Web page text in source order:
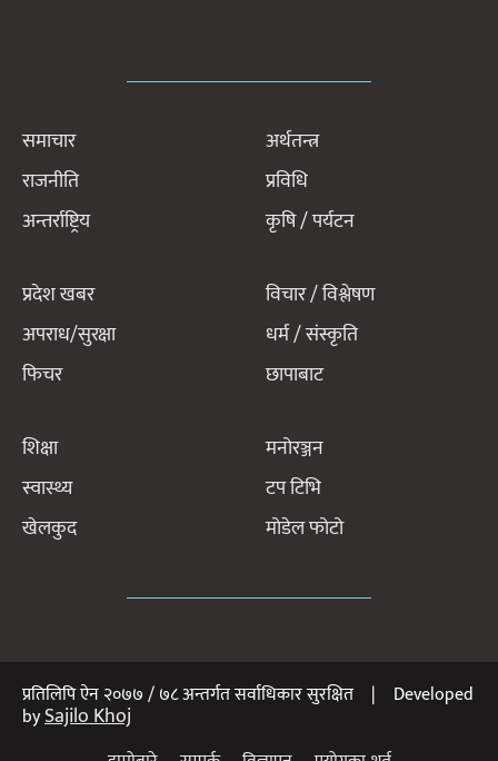
समाचार
राजनीति
अन्तर्राष्ट्रिय
अर्थतन्त्र
प्रविधि
कृषि / पर्यटन
प्रदेश खबर
अपराध/सुरक्षा
फिचर
विचार / विश्लेषण
धर्म / संस्कृति
छापाबाट
शिक्षा
स्वास्थ्य
खेलकुद
मनोरञ्जन
टप टिभि
मोडेल फोटो
प्रतिलिपि ऐन २०७७ / ७८ अन्तर्गत सर्वाधिकार सुरक्षित | Developed
bySajilo Khoj